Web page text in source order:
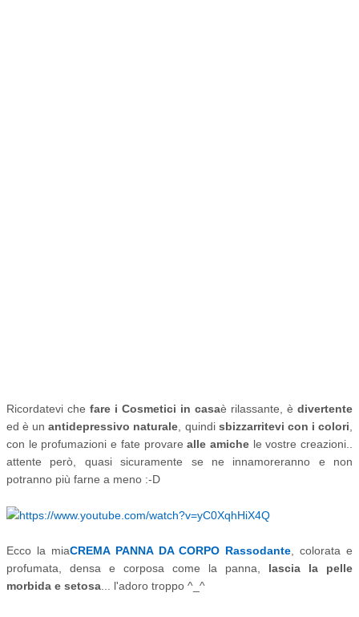
Ricordatevi che fare i Cosmetici in casaè rilassante, è divertente
ed è unantidepressivo naturale , quindisbizzarritevi con i colori
con le profumazioni e fate provarealle amichele vostre creazioni..
attente però, quasi sicuramente se ne innamoreranno e non
potranno più farne a meno :-D
Ecco la miaCREMA PANNA DA CORPO Rassodante , colorata e
profumata, densa e corposa come la panna,
lascia la pelle
morbida e setosa ... l'adoro troppo ^_^